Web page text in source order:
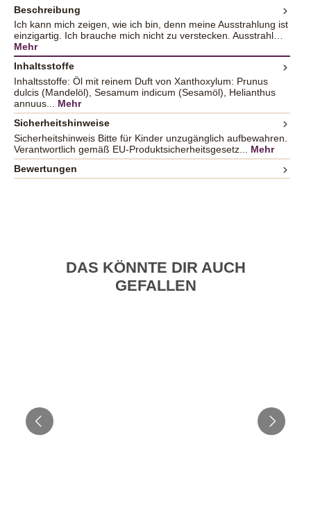
Beschreibung
Ich kann mich zeigen, wie ich bin, denn meine Ausstrahlung ist
einzigartig. Ich brauche mich nicht zu verstecken. Ausstrahl…
Mehr
Inhaltsstoffe
Inhaltsstoffe: Öl mit reinem Duft von Xanthoxylum: Prunus
dulcis (Mandelöl), Sesamum indicum (Sesamöl), Helianthus
annuus... Mehr
Sicherheitshinweise
Sicherheitshinweis Bitte für Kinder unzugänglich aufbewahren.
Verantwortlich gemäß EU-Produktsicherheitsgesetz... Mehr
Bewertungen
DAS KÖNNTE DIR AUCH
GEFALLEN